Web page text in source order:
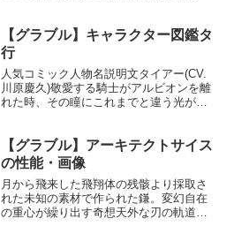
1,685,000ダメージ〕スキル1光の攻刃(...
【グラブル】キャラクター図鑑タ
行
人気コミック人物名説明文タイアー(CV.
川原慶久)敬愛する騎士がアルビオンを離
れた時、その瞳にこれまでと違う光が宿
い、青年は学び舎を飛び出す。憧れの君
へ向ける気持ちが敬意...
【グラブル】アーキテクトサイス
の性能・画像
月から飛来した飛翔体の残骸より採取さ
れた未知の素材で作られた鎌。変幻自在
の重心が繰り出す奇想天外な刃の軌道か